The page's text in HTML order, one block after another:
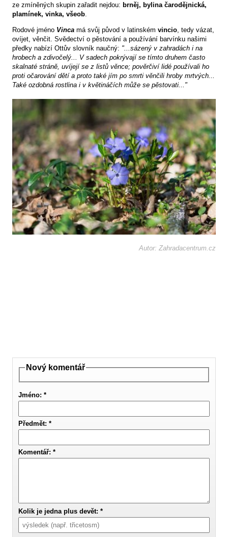
ze zmíněných skupin zařadit nejdou: brněj, bylina čarodějnická,
plamínek, vinka, všeob
Rodové jméno Vinca má svůj původ v latinském vincio , tedy vázat,
ovíjet, věnčit. Svědectví o pěstování a používání barvínku našimi
předky nabízí Ottův slovník naučný: "...sázený v zahradách i na
hrobech a zdivočelý... V sadech pokrývají se tímto druhem často
skalnaté stráně, uvíjejí se z listů věnce; pověrčiví lidé používali ho
proti očarování dětí a proto také jím po smrti věnčili hroby mrtvých...
Také ozdobná rostlina i v květináčích může se pěstovati..."
Autor: Zahradacentrum.cz
Nový komentář
Jméno: *
Předmět: *
Komentář: *
Kolik je jedna plus devět: *